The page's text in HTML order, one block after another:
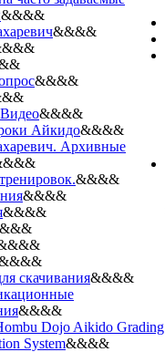
&&&&
&&&&
&&&&
&&&&
Айкидо&&&&
Архивные
&&&&
&&&&
&&&&
скачивания&&&&
&&&&
Dojo Aikido Grading
System&&&&